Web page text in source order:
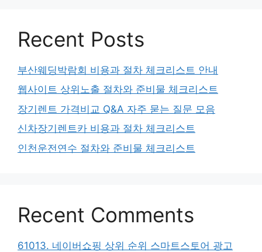
Recent Posts
부산웨딩박람회 비용과 절차 체크리스트 안내
웹사이트 상위노출 절차와 준비물 체크리스트
장기렌트 가격비교 Q&A 자주 묻는 질문 모음
신차장기렌트카 비용과 절차 체크리스트
인천운전연수 절차와 준비물 체크리스트
Recent Comments
61013. 네이버쇼핑 상위 순위 스마트스토어 광고